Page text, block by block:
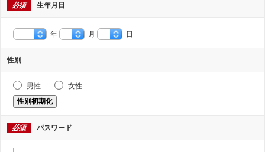
必須 生年月日
年 月 日
性別
男性
女性
性別初期化
必須 パスワード